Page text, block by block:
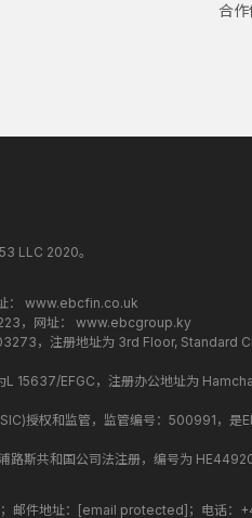
合
LLC 2020。
： www.ebcfin.co.uk
，网址： www.ebcgroup.ky
，注册地址为 3rd Floor,
15637/EFGC，注册办公地址为
授权和监管，监管编号：500991，是
斯共和国公司法注册，编号为
件地址： [email protected] ；电话：